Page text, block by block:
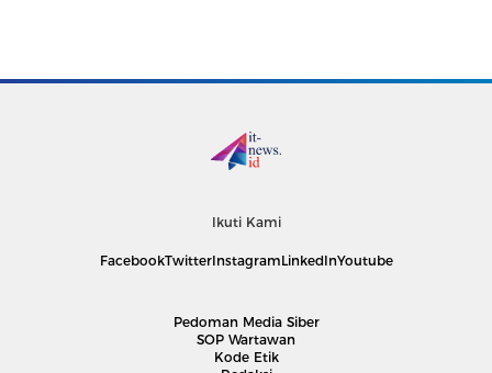
Ikuti Kami
FacebookTwitterInstagramLinkedInYoutube
Pedoman Media Siber
SOP Wartawan
Kode Etik